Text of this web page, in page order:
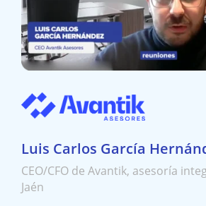
Luis Carlos García
CEO/CFO de Avantik, asesoría
Jaén